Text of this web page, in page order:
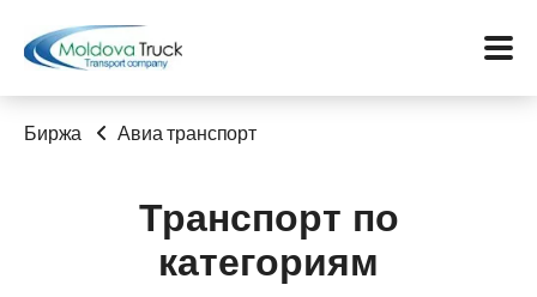
Биржа Авиа транспорт
Транспорт по
категориям